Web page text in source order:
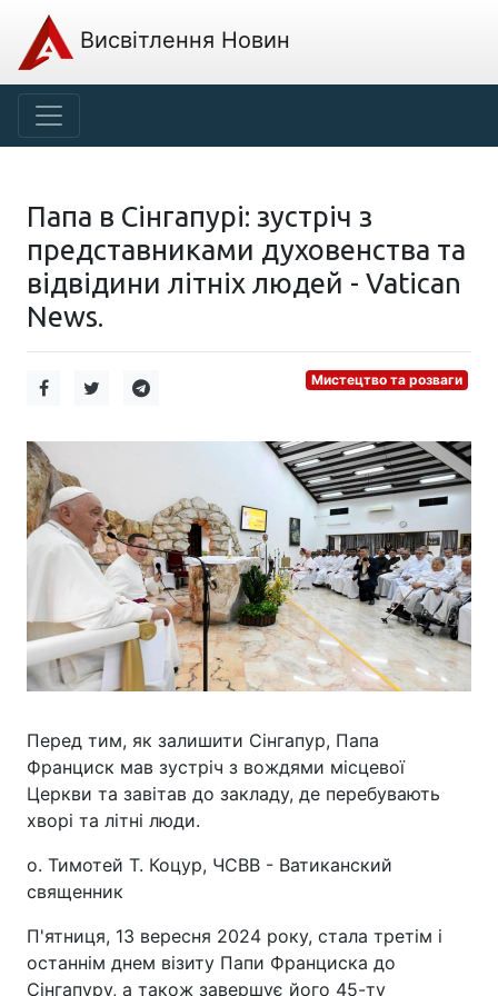
Висвітлення Новин
Папа в Сінгапурі: зустріч з
представниками духовенства та
відвідини літніх людей - Vatican
News.
Мистецтво та розваги
Перед тим, як залишити Сінгапур, Папа
Франциск мав зустріч з вождями місцевої
Церкви та завітав до закладу, де перебувають
хворі та літні люди.
о. Тимотей Т. Коцур, ЧСВВ - Ватиканский
священник
П'ятниця, 13 вересня 2024 року, стала третім і
останнім днем візиту Папи Франциска до
Сінгапуру, а також завершує його 45-ту